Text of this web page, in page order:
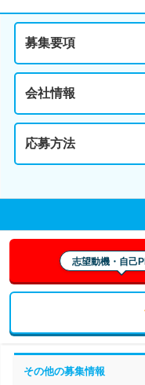
募集要項
会社情報
応募方法
志望動機・自己
その他の募集情報